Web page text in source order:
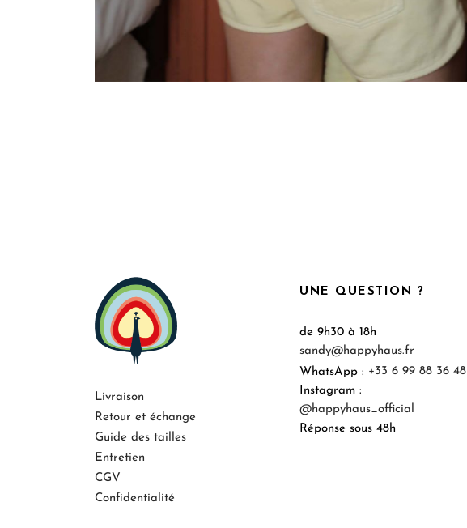
UNE QUESTION ?
de 9h30 à 18h
sandy@happyhaus.fr
WhatsApp : +33 6 99 88 36 48
Instagram :
@happyhaus_official
Réponse sous 48h
Livraison
Retour et échange
Guide des tailles
Entretien
CGV
Confidentialité